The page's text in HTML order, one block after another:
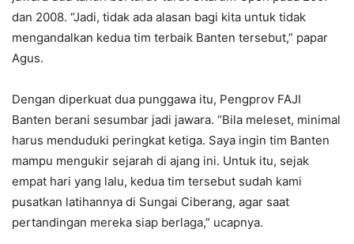
dan 2008. “Jadi, tidak ada alasan bagi kita untuk tidak
mengandalkan kedua tim terbaik Banten tersebut,” papar
Agus.
Dengan diperkuat dua punggawa itu, Pengprov FAJI
Banten berani sesumbar jadi jawara. “Bila meleset, minimal
harus menduduki peringkat ketiga. Saya ingin tim Banten
mampu mengukir sejarah di ajang ini. Untuk itu, sejak
empat hari yang lalu, kedua tim tersebut sudah kami
pusatkan latihannya di Sungai Ciberang, agar saat
pertandingan mereka siap berlaga,” ucapnya.